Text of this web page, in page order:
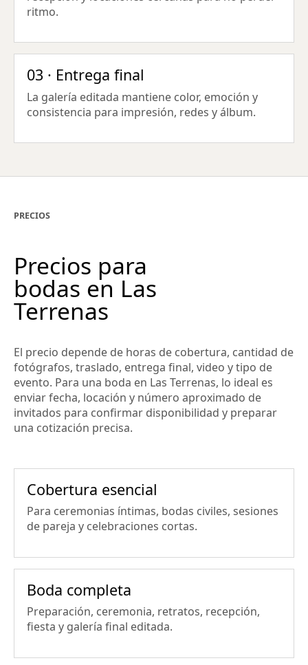
ritmo.
03 · Entrega final
La galería editada mantiene color, emoción y
consistencia para impresión, redes y álbum.
PRECIOS
Precios para
bodas en Las
Terrenas
El precio depende de horas de cobertura, cantidad de
fotógrafos, traslado, entrega final, video y tipo de
evento. Para una boda en Las Terrenas, lo ideal es
enviar fecha, locación y número aproximado de
invitados para confirmar disponibilidad y preparar
una cotización precisa.
Cobertura esencial
Para ceremonias íntimas, bodas civiles, sesiones
de pareja y celebraciones cortas.
Boda completa
Preparación, ceremonia, retratos, recepción,
fiesta y galería final editada.